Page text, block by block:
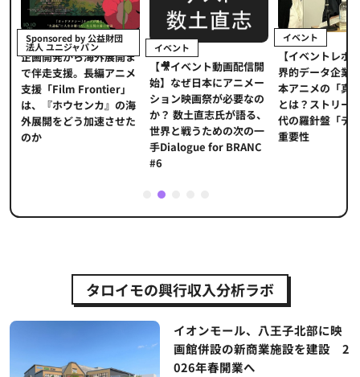
Sponsored by 公益財団
法人 ユニジャパン
企画開発から海外展開ま
で伴走支援。長編アニメ
支援「Film Frontier」
は、『ホウセンカ』の海
外展開をどう加速させた
のか
イベント
【🎥イベント動画配信開
始】なぜ日本にアニメー
ション映画祭が必要なの
か？ 数土直志氏が語る、
世界と戦うための次の一
手Dialogue for BRANC
#6
イベント
【イベントレポ
界的データ企業
本アニメの「真
とは？ストリー
代の羅針盤「デ
重要性
2
タロイモの興行収入分析ラボ
イオンモール、八王子北部に映
画館併設の新商業施設を建設 2
026年春開業へ